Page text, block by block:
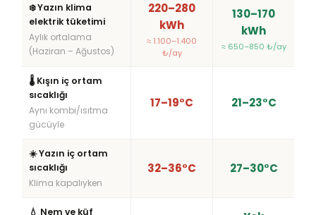
❄️ Yazın klima
elektrik tüketimi
Aylık ortalama
(Haziran – Ağustos)
220–280
kWh
≈ 1.100–1.400
₺/ay
130–170
kWh
≈ 650–850 ₺/ay
🌡️ Kışın iç ortam
sıcaklığı
Aynı kombi/ısıtma
gücüyle
17–19°C 21–23°C
☀️ Yazın iç ortam
sıcaklığı
Klima kapalıyken
32–36°C 27–30°C
💧 Nem ve küf